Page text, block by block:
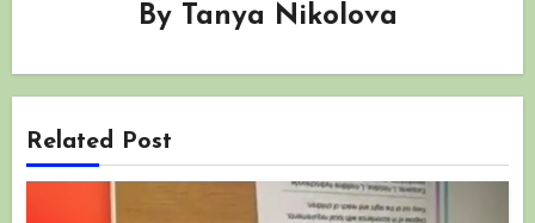
By Tanya Nikolova
Related Post